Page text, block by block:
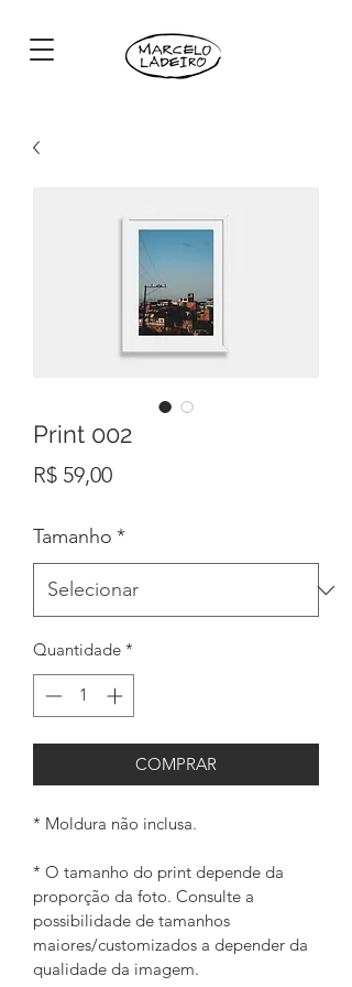
Print 002
R$ 59,00Preço
Tamanho *
Quantidade *
COMPRAR
* Moldura não inclusa.
* O tamanho do print depende da
proporção da foto. Consulte a
possibilidade de tamanhos
maiores/customizados a depender da
qualidade da imagem.